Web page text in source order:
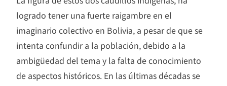
logrado tener una fuerte raigambre en el
imaginario colectivo en Bolivia, a pesar de que se
intenta confundir a la población, debido a la
ambigüedad del tema y la falta de conocimiento
de aspectos históricos. En las últimas décadas se